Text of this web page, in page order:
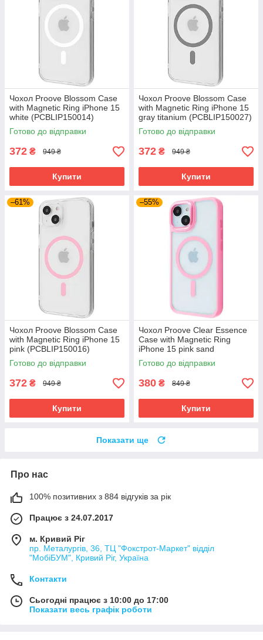
Чохол Proove Blossom Case
with Magnetic Ring iPhone 15
white (PCBLIP150014)
Готово до відправки
372 ₴ 949 ₴
Купити
Чохол Proove Blossom Case
with Magnetic Ring iPhone 15
gray titanium (PCBLIP150027)
Готово до відправки
372 ₴ 949 ₴
Купити
–61%
Чохол Proove Blossom Case
with Magnetic Ring iPhone 15
pink (PCBLIP150016)
Готово до відправки
372 ₴ 949 ₴
Купити
–55%
Чохол Proove Clear Essence
Case with Magnetic Ring
iPhone 15 pink sand
(PCCEIP150028)
Готово до відправки
380 ₴ 849 ₴
Купити
Показати ще
Про нас
100% позитивних з 884 відгуків за рік
Працює з 24.07.2017
м. Кривий Ріг
пр. Металургів, 36, ТЦ "Фокстрот-Маркет" відділ
"МобіБУМ", Кривий Ріг, Україна
Контакти
Сьогодні працює з 10:00 до 17:00
Показати весь графік роботи